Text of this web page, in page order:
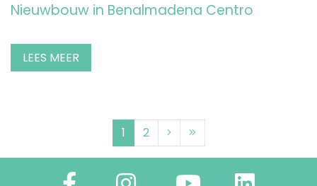
Nieuwbouw in Benalmadena Centro
LEES MEER
1 2